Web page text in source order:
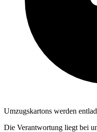
Umzugskartons werden
Die Verantwortung liegt bei